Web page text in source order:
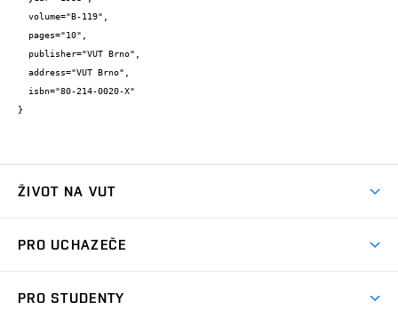
}
ŽIVOT NA VUT
Koleje
PRO UCHAZEČE
PRO STUDENTY